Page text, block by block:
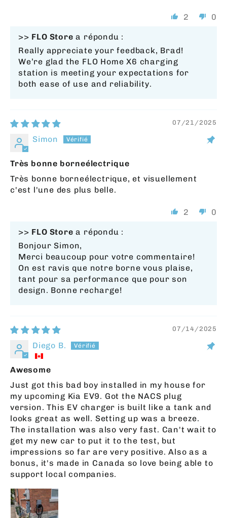
2 0
>> FLO Store a répondu :
Really appreciate your feedback, Brad!
We’re glad the FLO Home X6 charging
station is meeting your expectations for
both ease of use and reliability.
07/21/2025
Simon
Très bonne borneélectrique
Très bonne borneélectrique, et visuellement
c'est l'une des plus belle.
2 0
>> FLO Store a répondu :
Bonjour Simon,
Merci beaucoup pour votre commentaire!
On est ravis que notre borne vous plaise,
tant pour sa performance que pour son
design. Bonne recharge!
07/14/2025
Diego B.
Awesome
Just got this bad boy installed in my house for
my upcoming Kia EV9. Got the NACS plug
version. This EV charger is built like a tank and
looks great as well. Setting up was a breeze.
The installation was also very fast. Can't wait to
get my new car to put it to the test, but
impressions so far are very positive. Also as a
bonus, it's made in Canada so love being able to
support local companies.